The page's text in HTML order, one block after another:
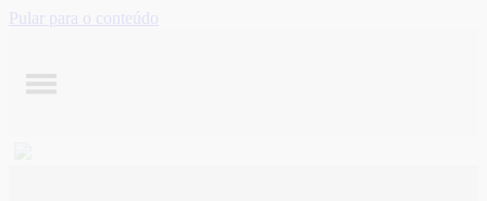
Pular para o conteúdo